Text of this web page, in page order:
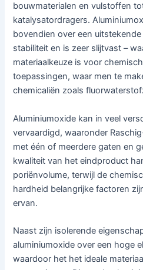
bouwmaterialen en vulstoffen
katalysatordragers.
bovendien over een
stabiliteit en is zeer slijtvast –
materiaalkeuze is voor
toepassingen, waar men te
chemicaliën zoals
Aluminiumoxide kan in veel
vervaardigd, waaronder
met één of meerdere gaten en
kwaliteit van het eindproduct
poriënvolume, terwijl de
hardheid belangrijke factoren
ervan.
Naast zijn isolerende
aluminiumoxide over een hoge
waardoor het het ideale